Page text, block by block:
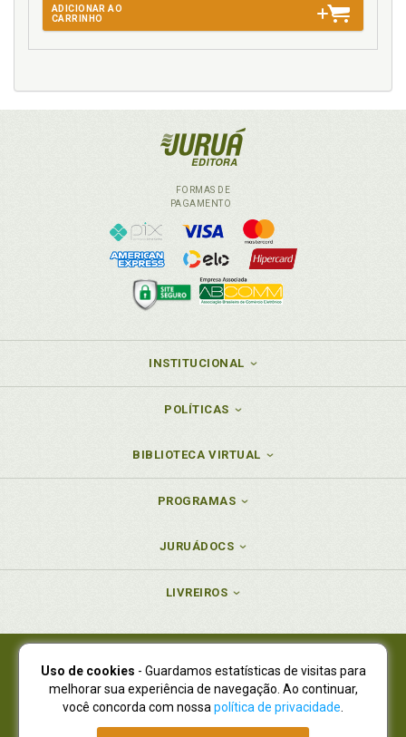
ADICIONAR AO
CARRINHO
FORMAS DE
PAGAMENTO
INSTITUCIONAL
POLÍTICAS
BIBLIOTECA VIRTUAL
PROGRAMAS
JURUÁDOCS
LIVREIROS
Juruá Editora Ltda., CNPJ 77.535.508/0001-19
Juruá Informática Ltda., CNPJ 01.701.561/0001-80
NOVO ENDEREÇO:R. Flávio Dallegrave, 7665, São Lourenço |
Curitiba - Paraná - CEP 82210-310
Uso de cookies - Guardamos estatísticas de visitas para
melhorar sua experiência de navegação. Ao continuar,
você concorda com nossa política de privacidade